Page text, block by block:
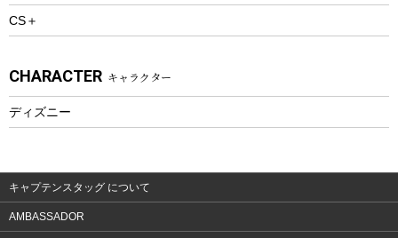
ウェルネス
ウェア、タオル
ウェア
CS＋
CHARACTER キャラクター
ディズニー
キャプテンスタッグ について
AMBASSADOR